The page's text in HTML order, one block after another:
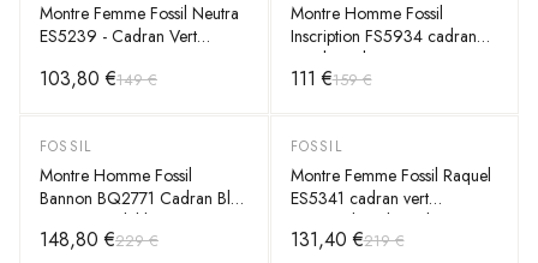
Montre Femme Fossil Neutra
ES5239 - Cadran Vert
103,80 €149 €
Montre Homme Fossil
Inscription FS5934 cadran
noir bracelet cuir
111 €159 €
-35%
FOSSIL
Montre Homme Fossil
Bannon BQ2771 Cadran Bleu
Acier Inoxydable Quartz
148,80 €229 €
-40%
FOSSIL
Montre Femme Fossil Raquel
ES5341 cadran vert
rectangulaire bracelet acier
doré
131,40 €219 €